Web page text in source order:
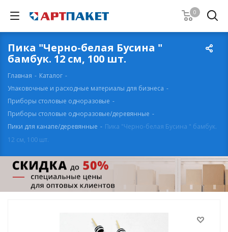
0
Пика "Черно-белая Бусина "
бамбук. 12 см, 100 шт.
Главная - Каталог -
Упаковочные и расходные материалы для бизнеса -
Приборы столовые одноразовые -
Приборы столовые одноразовые/деревянные -
Пики для канапе/деревянные - Пика "Черно-белая Бусина " бамбук.
12 см, 100 шт.